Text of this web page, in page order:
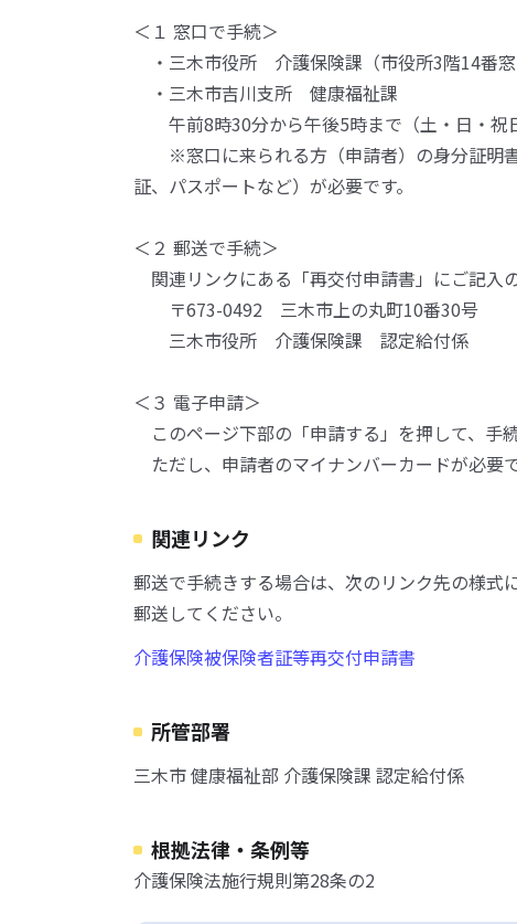
＜１ 窓口で手続＞
・三木市役所 介護保険課（市役所3階14番窓
・三木市吉川支所 健康福祉課
午前8時30分から午後5時まで（土・日・祝
※窓口に来られる方（申請者）の身分証明
証、パスポートなど）が必要です。
＜２ 郵送で手続＞
関連リンクにある「再交付申請書」にご記入
〒673-0492 三木市上の丸町10番30号
三木市役所 介護保険課 認定給付係
＜３ 電子申請＞
このページ下部の「申請する」を押して、手
ただし、申請者のマイナンバーカードが必要で
関連リンク
郵送で手続きする場合は、次のリンク先の様式
郵送してください。
介護保険被保険者証等再交付申請書
所管部署
三木市 健康福祉部 介護保険課 認定給付係
根拠法律・条例等
介護保険法施行規則第28条の2